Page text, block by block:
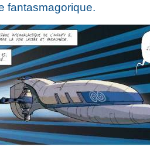
fantasmagorique.